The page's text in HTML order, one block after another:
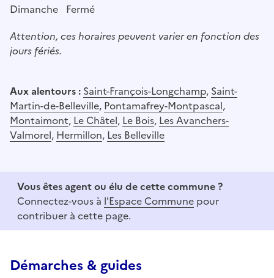
Dimanche Fermé
Attention, ces horaires peuvent varier en fonction des
jours fériés.
Aux alentours : Saint-François-Longchamp, Saint-
Martin-de-Belleville, Pontamafrey-Montpascal,
Montaimont, Le Châtel, Le Bois, Les Avanchers-
Valmorel, Hermillon, Les Belleville
Vous êtes agent ou élu de cette commune ?
Connectez-vous à l'Espace Commune pour
contribuer à cette page.
Démarches & guides